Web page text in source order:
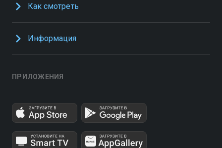
Как смотреть
Информация
ПРИЛОЖЕНИЯ